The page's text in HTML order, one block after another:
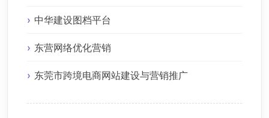
中华建设图档平台
东营网络优化营销
东莞市跨境电商网站建设与营销推广